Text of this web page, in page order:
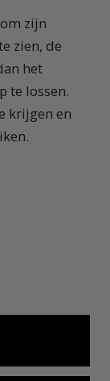
zijn
zien, de
het
te lossen.
krijgen en